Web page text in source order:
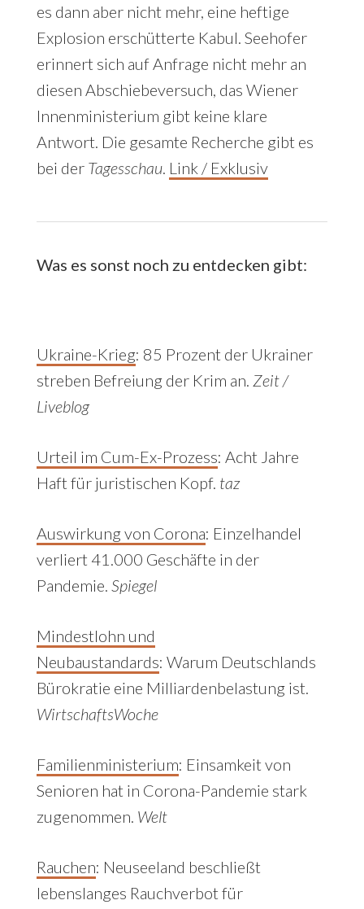
es dann aber nicht mehr, eine heftige
Explosion erschütterte Kabul. Seehofer
erinnert sich auf Anfrage nicht mehr an
diesen Abschiebeversuch, das Wiener
Innenministerium gibt keine klare
Antwort. Die gesamte Recherche gibt es
bei der Tagesschau. Link / Exklusiv
Was es sonst noch zu entdecken gibt:
Ukraine-Krieg: 85 Prozent der Ukrainer
streben Befreiung der Krim an. Zeit /
Liveblog
Urteil im Cum-Ex-Prozess: Acht Jahre
Haft für juristischen Kopf. taz
Auswirkung von Corona: Einzelhandel
verliert 41.000 Geschäfte in der
Pandemie. Spiegel
Mindestlohn und
Neubaustandards: Warum Deutschlands
Bürokratie eine Milliardenbelastung ist.
WirtschaftsWoche
Familienministerium: Einsamkeit von
Senioren hat in Corona-Pandemie stark
zugenommen. Welt
Rauchen: Neuseeland beschließt
lebenslanges Rauchverbot für